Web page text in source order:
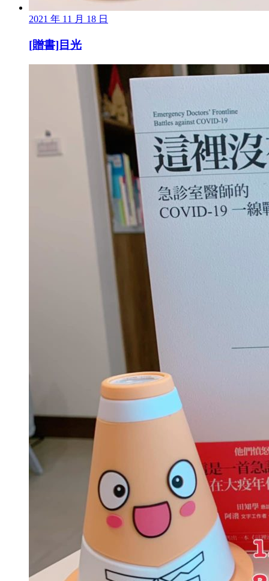
2021 年 11 月 18 日
[贈書]目光